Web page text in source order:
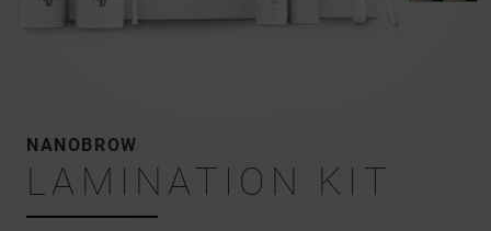
NANOBROW
LAMINATION KIT